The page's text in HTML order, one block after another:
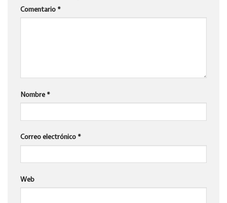
Comentario *
Nombre *
Correo electrónico *
Web